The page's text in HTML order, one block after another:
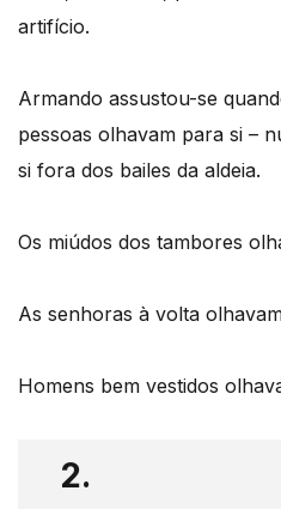
artifício.
Armando assustou-se
pessoas olhavam para si –
si fora dos bailes da aldeia.
Os miúdos dos tambores
As senhoras à volta
Homens bem vestidos
2.